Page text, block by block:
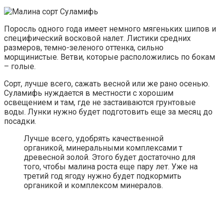
Поросль одного года имеет немного мягеньких шипов и
специфический восковой налет. Листики средних
размеров, темно-зеленого оттенка, сильно
морщинистые. Ветви, которые расположились по бокам
– голые.
Сорт, лучше всего, сажать весной или же рано осенью.
Суламифь нуждается в местности с хорошим
освещением и там, где не застаиваются грунтовые
воды. Лунки нужно будет подготовить еще за месяц до
посадки.
Лучше всего, удобрять качественной
органикой, минеральными комплексами т
древесной золой. Этого будет достаточно для
того, чтобы малина роста еще пару лет. Уже на
третий год ягоду нужно будет подкормить
органикой и комплексом минералов.